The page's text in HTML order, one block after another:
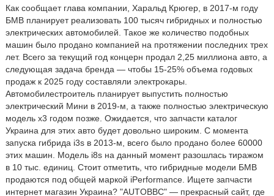
Как сообщает глава компании, Харальд Крюгер, в 2017-м году
БМВ планирует реализовать 100 тысяч гибридных и полностью
электрических автомобилей. Такое же количество подобных
машин было продано компанией на протяжении последних трех
лет. Всего за текущий год концерн продал 2,25 миллиона авто, а
следующая задача бренда — чтобы 15-25% объема годовых
продаж к 2025 году составляли электрокары.
Автомобилестроитель планирует выпустить полностью
электрический Мини в 2019-м, а также полностью электрическую
модель х3 годом позже. Ожидается, что запчасти каталог
Украина для этих авто будет довольно широким. С момента
запуска гибрида i3s в 2013-м, всего было продано более 60000
этих машин. Модель i8s на данный момент разошлась тиражом
в 10 тыс. единиц. Стоит отметить, что гибридные модели БМВ
продаются под общей маркой iPerformance. Ищете запчасти
интернет магазин Украина? "AUTOBBC" — прекрасный сайт, где